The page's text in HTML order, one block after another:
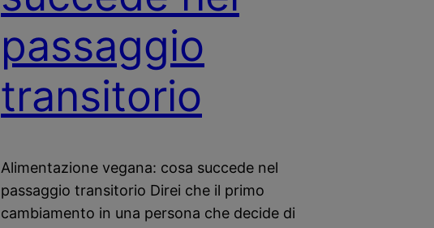
passaggio
transitorio
Alimentazione vegana: cosa succede nel
passaggio transitorio Direi che il primo
cambiamento in una persona che decide di